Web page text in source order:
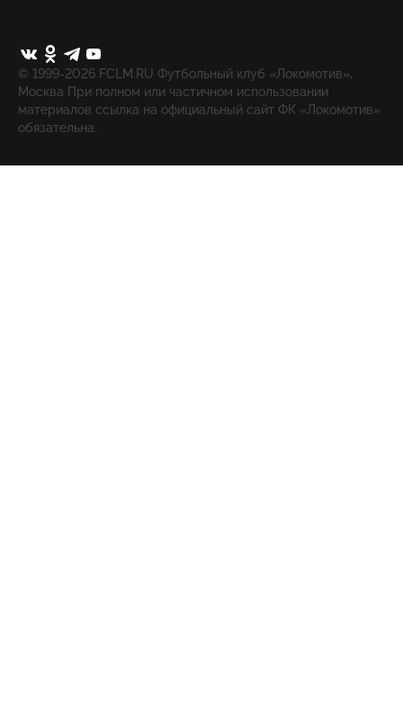
© 1999-2026 FCLM.RU Футбольный клуб «Локомотив»,
Москва При полном или частичном использовании
материалов ссылка на официальный сайт ФК «Локомотив»
обязательна.